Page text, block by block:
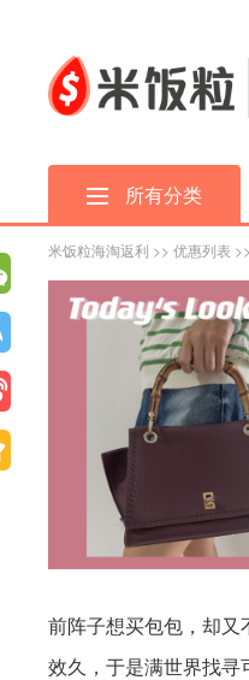
所有分类
米饭粒海淘返利 >> 优惠列表
前阵子想买包包，却
效久，于是满世界找